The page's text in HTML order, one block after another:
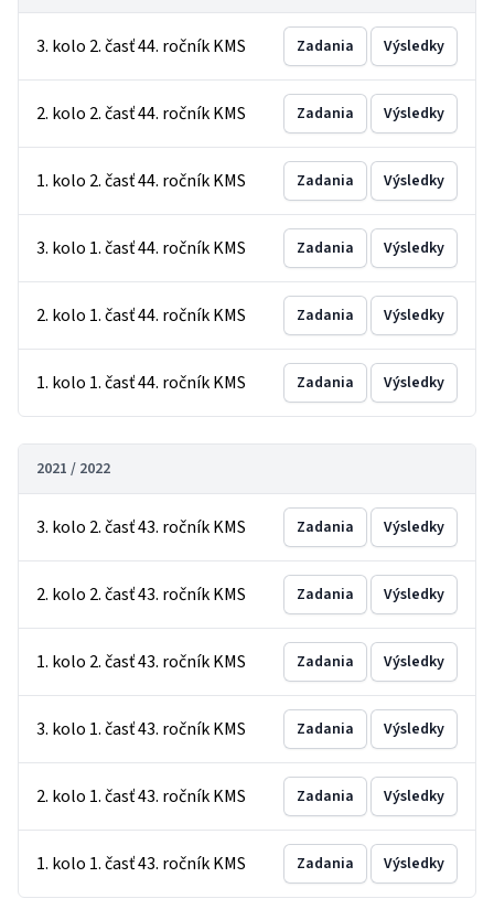
3. kolo 2. časť 44. ročník KMS Zadania Výsledky
2. kolo 2. časť 44. ročník KMS Zadania Výsledky
1. kolo 2. časť 44. ročník KMS Zadania Výsledky
3. kolo 1. časť 44. ročník KMS Zadania Výsledky
2. kolo 1. časť 44. ročník KMS Zadania Výsledky
1. kolo 1. časť 44. ročník KMS Zadania Výsledky
2021 / 2022
3. kolo 2. časť 43. ročník KMS Zadania Výsledky
2. kolo 2. časť 43. ročník KMS Zadania Výsledky
1. kolo 2. časť 43. ročník KMS Zadania Výsledky
3. kolo 1. časť 43. ročník KMS Zadania Výsledky
2. kolo 1. časť 43. ročník KMS Zadania Výsledky
1. kolo 1. časť 43. ročník KMS Zadania Výsledky